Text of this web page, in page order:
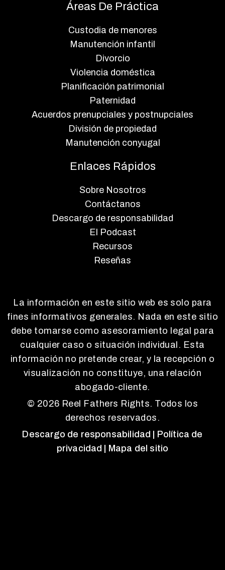
Áreas De Práctica
Custodia de menores
Manutención infantil
Divorcio
Violencia doméstica
Planificación patrimonial
Paternidad
Acuerdos prenupciales y postnupciales
División de propiedad
Manutención conyugal
Enlaces Rápidos
Sobre Nosotros
Contáctanos
Descargo de responsabilidad
El Podcast
Recursos
Reseñas
La información en este sitio web es solo para
fines informativos generales. Nada en este sitio
debe tomarse como asesoramiento legal para
cualquier caso o situación individual. Esta
información no pretende crear, y la recepción o
visualización no constituye, una relación
abogado-cliente.
© 2026 Reel Fathers Rights. Todos los
derechos reservados.
Descargo de responsabilidad
| Política de
privacidad
| Mapa del sitio